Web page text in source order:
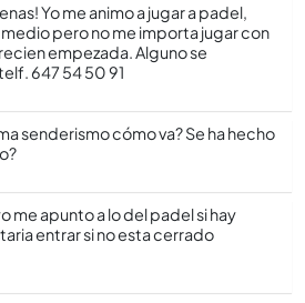
Yo me animo a jugar a padel,
pero no me importa jugar con
empezada. Alguno se
647 54 50 91
senderismo cómo va? Se ha hecho
me apunto a lo del padel si hay
entrar si no esta cerrado